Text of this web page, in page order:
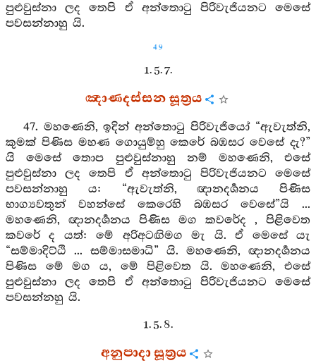
පුළුවුස්නා ලද තෙපි ඒ අන්තොටු පිරිවැජියනට මෙසේ
පවසන්නාහු යි.
49
1. 5. 7.
ඤාණදස්සන සූත්‍රය
47. මහණෙනි, ඉදින් අන්තොටු පිරිවැජියෝ “ඇවැත්නි,
කුමක් පිණිස මහණ ගොයුම්හු කෙරේ බඹසර වෙසේ දැ?”
යි මෙසේ තොප පුළුවුස්නාහු නම් මහණෙනි, එසේ
පුළුවුස්නා ලද තෙපි ඒ අන්තොටු පිරිවැජියනට මෙසේ
පවසන්නාහු ය: “ඇවැත්නි, ඥානදර්‍ශනය පිණිස
භාග්‍යවතුන් වහන්සේ කෙරෙහි බඹසර වෙසේ”යි ...
මහණෙනි, ඥානදර්‍ශනය පිණිස මග කවරේද , පිළිවෙත
කවරේ ද යත්: මේ අරිඅටඟිමග මැ යි. ඒ මෙසේ යැ
“සම්මාදිට්ඨි ... සම්මාසමාධි” යි. මහණෙනි, ඥානදර්‍ශනය
පිණිස මේ මග ය, මේ පිළිවෙත යි. මහණෙනි, එසේ
පුළුවුස්නා ලද තෙපි ඒ අන්තොටු පිරිවැජියනට මෙසේ
පවසන්නහු යි.
1. 5. 8.
අනුපාදා සූත්‍රය